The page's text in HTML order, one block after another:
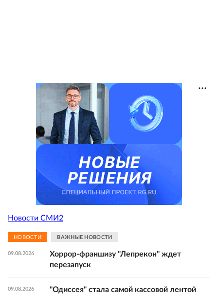
Новости СМИ2
НОВОСТИ ВАЖНЫЕ НОВОСТИ
09.08.2026
Хоррор-франшизу "Лепрекон" ждет
перезапуск
09.08.2026
"Одиссея" стала самой кассовой лентой